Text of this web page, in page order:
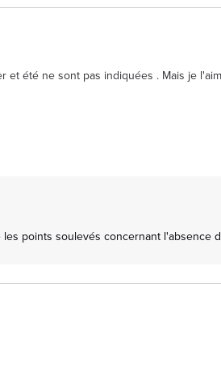
été ne sont pas indiquées . Mais je
points soulevés concernant l'absence